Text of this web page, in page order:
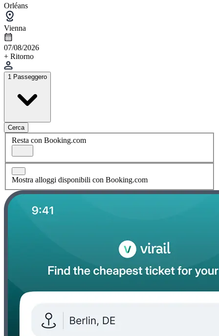
Orléans
Vienna
07/08/2026
+ Ritorno
1 Passeggero
Cerca
Resta con Booking.com
Mostra alloggi disponibili con Booking.com